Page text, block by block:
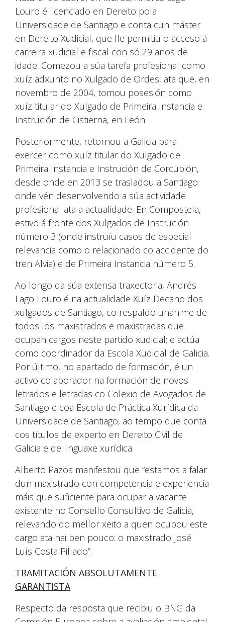
Louro é licenciado en Dereito pola
Universidade de Santiago e conta cun máster
en Dereito Xudicial, que lle permitiu o acceso á
carreira xudicial e fiscal con só 29 anos de
idade. Comezou a súa tarefa profesional como
xuíz adxunto no Xulgado de Ordes, ata que, en
novembro de 2004, tomou posesión como
xuíz titular do Xulgado de Primeira Instancia e
Instrución de Cistierna, en León.
Posteriormente, retornou a Galicia para
exercer como xuíz titular do Xulgado de
Primeira Instancia e Instrución de Corcubión,
desde onde en 2013 se trasladou a Santiago
onde vén desenvolvendo a súa actividade
profesional ata a actualidade. En Compostela,
estivo á fronte dos Xulgados de Instrución
número 3 (onde instruíu casos de especial
relevancia como o relacionado co accidente do
tren Alvia) e de Primeira Instancia número 5.
Ao longo da súa extensa traxectoria, Andrés
Lago Louro é na actualidade Xuíz Decano dos
xulgados de Santiago, co respaldo unánime de
todos los maxistrados e maxistradas que
ocupan cargos neste partido xudicial; e actúa
como coordinador da Escola Xudicial de Galicia.
Por último, no apartado de formación, é un
activo colaborador na formación de novos
letrados e letradas co Colexio de Avogados de
Santiago e coa Escola de Práctica Xurídica da
Universidade de Santiago, ao tempo que conta
cos títulos de experto en Dereito Civil de
Galicia e de linguaxe xurídica.
Alberto Pazos manifestou que “estamos a falar
dun maxistrado con competencia e experiencia
máis que suficiente para ocupar a vacante
existente no Consello Consultivo de Galicia,
relevando do mellor xeito a quen ocupou este
cargo ata hai ben pouco: o maxistrado José
Luís Costa Pillado”.
TRAMITACIÓN ABSOLUTAMENTE
GARANTISTA
Respecto da resposta que recibiu o BNG da